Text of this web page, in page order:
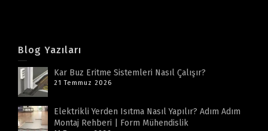
Blog Yazıları
Kar Buz Eritme Sistemleri Nasıl Çalışır?
21 Temmuz 2026
Elektrikli Yerden Isıtma Nasıl Yapılır? Adım Adım
Montaj Rehberi | Form Mühendislik